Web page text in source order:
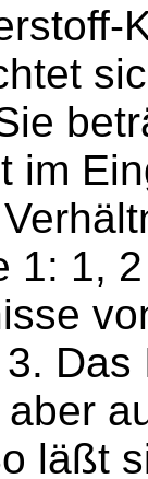
im
1: 1,
läßt